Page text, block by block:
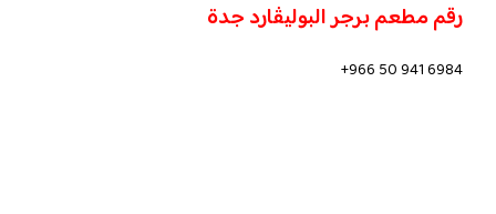
رقم مطعم برجر البوليڤارد جدة